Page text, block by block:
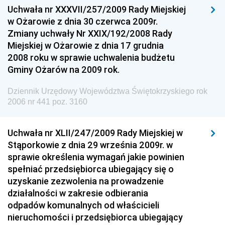
Dziennik Urzędowy Ministra Gospodarki
Dziennik Urzędowy Urzędu Ochrony Konkurencji i
Konsumentów
Dziennik Urzędowy Ministra Pracy i Polityki
Społecznej
Dziennik Urzędowy Urzędu Lotnictwa Cywilnego
Dziennik Urzędowy Ministerstwa Hutnictwa i
Przemysłu Maszynowego
Dziennik Urzędowy Ministerstwa Zdrowia i Opieki
Społecznej
Dziennik Urzędowy Ministerstwa Rolnictwa, Leśnictwa
i Gospodarki Żywnościowej
Dziennik Urzędowy Ministra Spraw Wewnętrznych
Uchwała nr XXXVII/257/2009 Rady Miejskiej
w Ożarowie z dnia 30 czerwca 2009r.
Zmiany uchwały Nr XXIX/192/2008 Rady
Miejskiej w Ożarowie z dnia 17 grudnia
2008 roku w sprawie uchwalenia budżetu
Gminy Ożarów na 2009 rok.
Dziennik Urzędowy Województwa Świętokrzyskiego rok
2006 nr 441 poz. 3160
Uchwała nr XLII/247/2009 Rady Miejskiej w
Stąporkowie z dnia 29 września 2009r. w
sprawie określenia wymagań jakie powinien
spełniać przedsiębiorca ubiegający się o
uzyskanie zezwolenia na prowadzenie
działalności w zakresie odbierania
odpadów komunalnych od właścicieli
nieruchomości i przedsiębiorca ubiegający